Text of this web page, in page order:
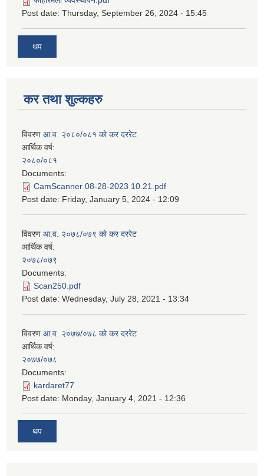
Post date: Thursday, September 26, 2024 - 15:45
थप
कर तथा शुल्कहरु
विवरण आ.व. २०८०/०८१ को कर दररेट
आर्थिक वर्ष:
२०८०/०८१
Documents:
CamScanner 08-28-2023 10.21.pdf
Post date: Friday, January 5, 2024 - 12:09
विवरण आ.व. २०७८/०७९ को कर दररेट
आर्थिक वर्ष:
२०७८/०७९
Documents:
Scan250.pdf
Post date: Wednesday, July 28, 2021 - 13:34
विवरण आ.व. २०७७/०७८ को कर दररेट
आर्थिक वर्ष:
२०७७/०७८
Documents:
kardaret77
Post date: Monday, January 4, 2021 - 12:36
थप